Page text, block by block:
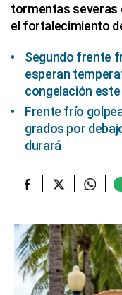
tormentas severas
el fortalecimiento
Segundo frente
esperan
congelación
Frente frío
grados por
durará